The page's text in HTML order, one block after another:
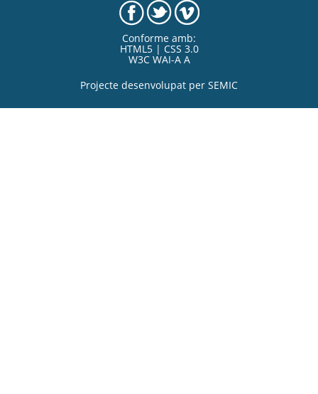
Conforme amb:
HTML5 | CSS 3.0
W3C WAI-A A
Projecte desenvolupat per SEMIC